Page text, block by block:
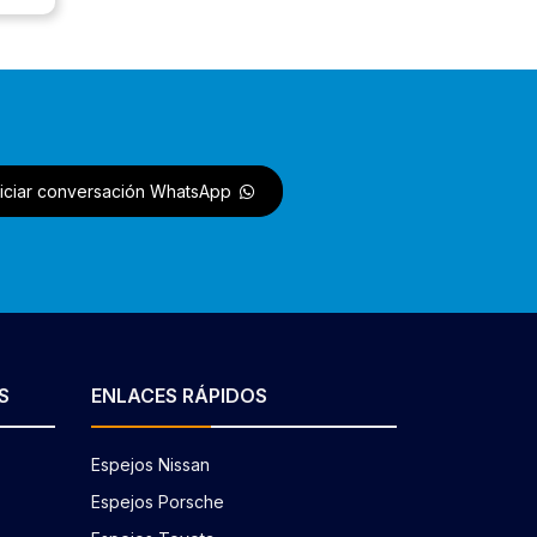
conversación WhatsApp
ENLACES RÁPIDOS
Espejos Nissan
Espejos Porsche